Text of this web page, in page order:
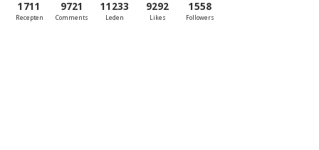
1711
Recepten
9721
Comments
11233
Leden
9292
Likes
1558
Followers